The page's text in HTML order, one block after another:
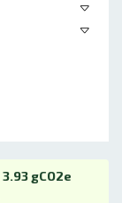
3.93 gCO2e